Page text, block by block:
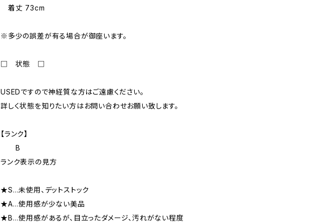
着丈 73cm
※多少の誤差が有る場合が御座います。
□ 状態 □
USEDですので神経質な方はご遠慮ください。
詳しく状態を知りたい方はお問い合わせお願い致します。
【ランク】
B
ランク表示の見方
★S…未使用、デットストック
★A…使用感が少ない美品
★B…使用感があるが、目立ったダメージ、汚れがない程度